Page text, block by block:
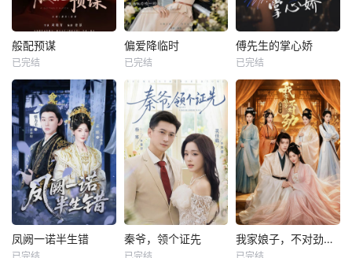
般配预谋
已完结
偏爱降临时
已完结
傅先生的掌心娇
已完结
凤阙一诺半生错 秦爷，领个证先 我家娘子，不对劲第四季